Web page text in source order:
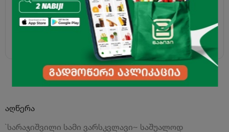
აღწერა
`სარაჯიშვილი სამი ვარსკვლავი~ საშუალოდ